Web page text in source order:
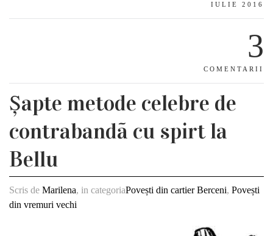
IULIE 2016
3
COMENTARII
Șapte metode celebre de
contrabandã cu spirt la
Bellu
Scris de Marilena, in categoriaPovești din cartier Berceni, Povești
din vremuri vechi